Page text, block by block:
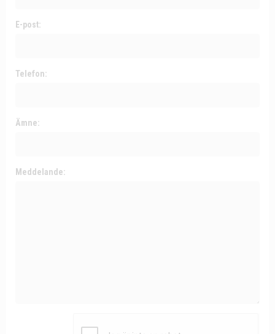
E-post:
Telefon:
Ämne:
Meddelande: